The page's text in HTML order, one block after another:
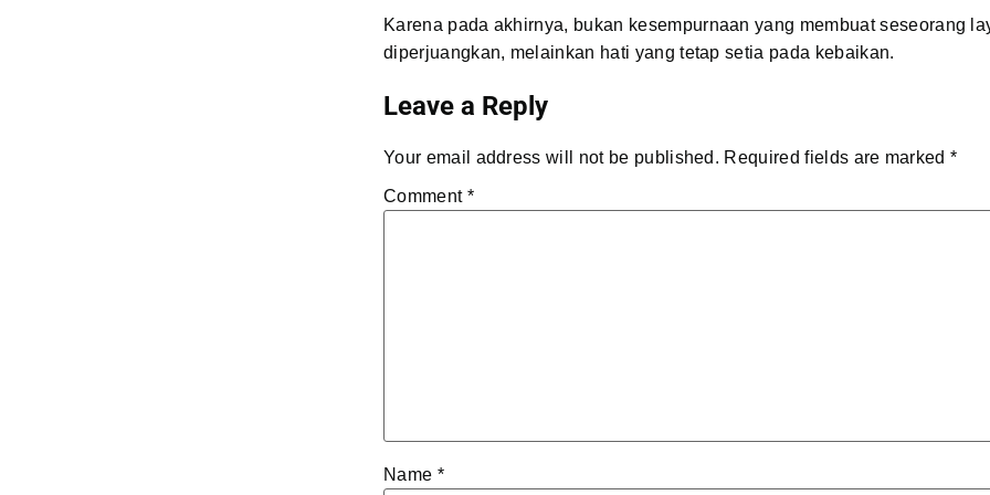
Karena pada akhirnya, bukan kesempurnaan yang membuat seseorang
diperjuangkan, melainkan hati yang tetap setia pada kebaikan.
Leave a Reply
Your email address will not be published. Required fields are marked*
Comment *
Name *